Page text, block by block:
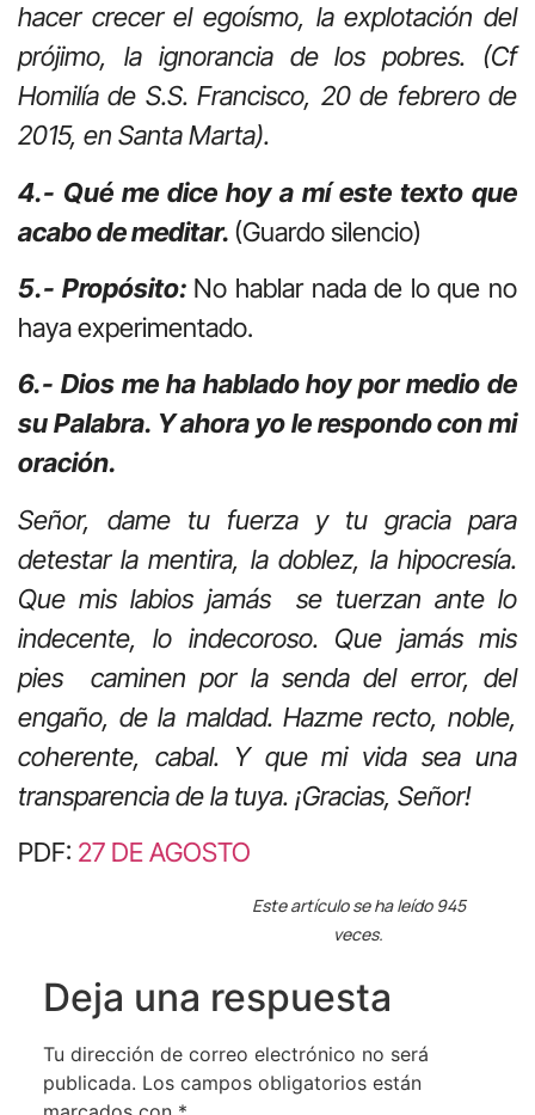
hacer crecer el egoísmo, la explotación del
prójimo, la ignorancia de los pobres. (Cf
Homilía de S.S. Francisco, 20 de febrero de
2015, en Santa Marta).
4.- Qué me dice hoy a mí este texto que
acabo de meditar. (Guardo silencio)
5.- Propósito: No hablar nada de lo que no
haya experimentado.
6.- Dios me ha hablado hoy por medio de
su Palabra. Y ahora yo le respondo con mi
oración.
Señor, dame tu fuerza y tu gracia para
detestar la mentira, la doblez, la hipocresía.
Que mis labios jamás se tuerzan ante lo
indecente, lo indecoroso. Que jamás mis
pies caminen por la senda del error, del
engaño, de la maldad. Hazme recto, noble,
coherente, cabal. Y que mi vida sea una
transparencia de la tuya. ¡Gracias, Señor!
PDF: 27 DE AGOSTO
Este artículo se ha leído 945
veces.
Deja una respuesta
Tu dirección de correo electrónico no será
publicada. Los campos obligatorios están